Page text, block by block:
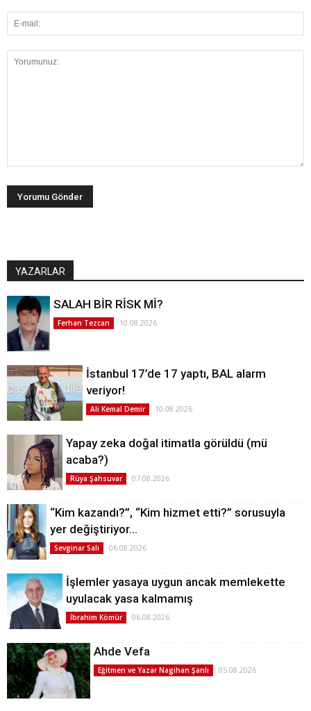
YAZARLAR
SALAH BİR RİSK Mİ?
Ferhan Tezcan 10.08.2026
İstanbul 17’de 17 yaptı, BAL alarm
veriyor!
Ali Kemal Demir 10.08.2026
Yapay zeka doğal itimatla görüldü (mü
acaba?)
Rüya Şahsuvar 07.08.2026
“Kim kazandı?”, “Kim hizmet etti?” sorusuyla
yer değiştiriyor…
Sevginar Sali 06.08.2026
İşlemler yasaya uygun ancak memlekette
uyulacak yasa kalmamış
İbrahim Kömür 06.08.2026
Ahde Vefa
Eğitmen ve Yazar Nagihan Şanlı 05.08.2026